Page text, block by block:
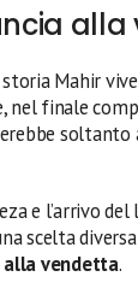
Mahir
nel finale
e l’arrivo
scelta
vendetta.